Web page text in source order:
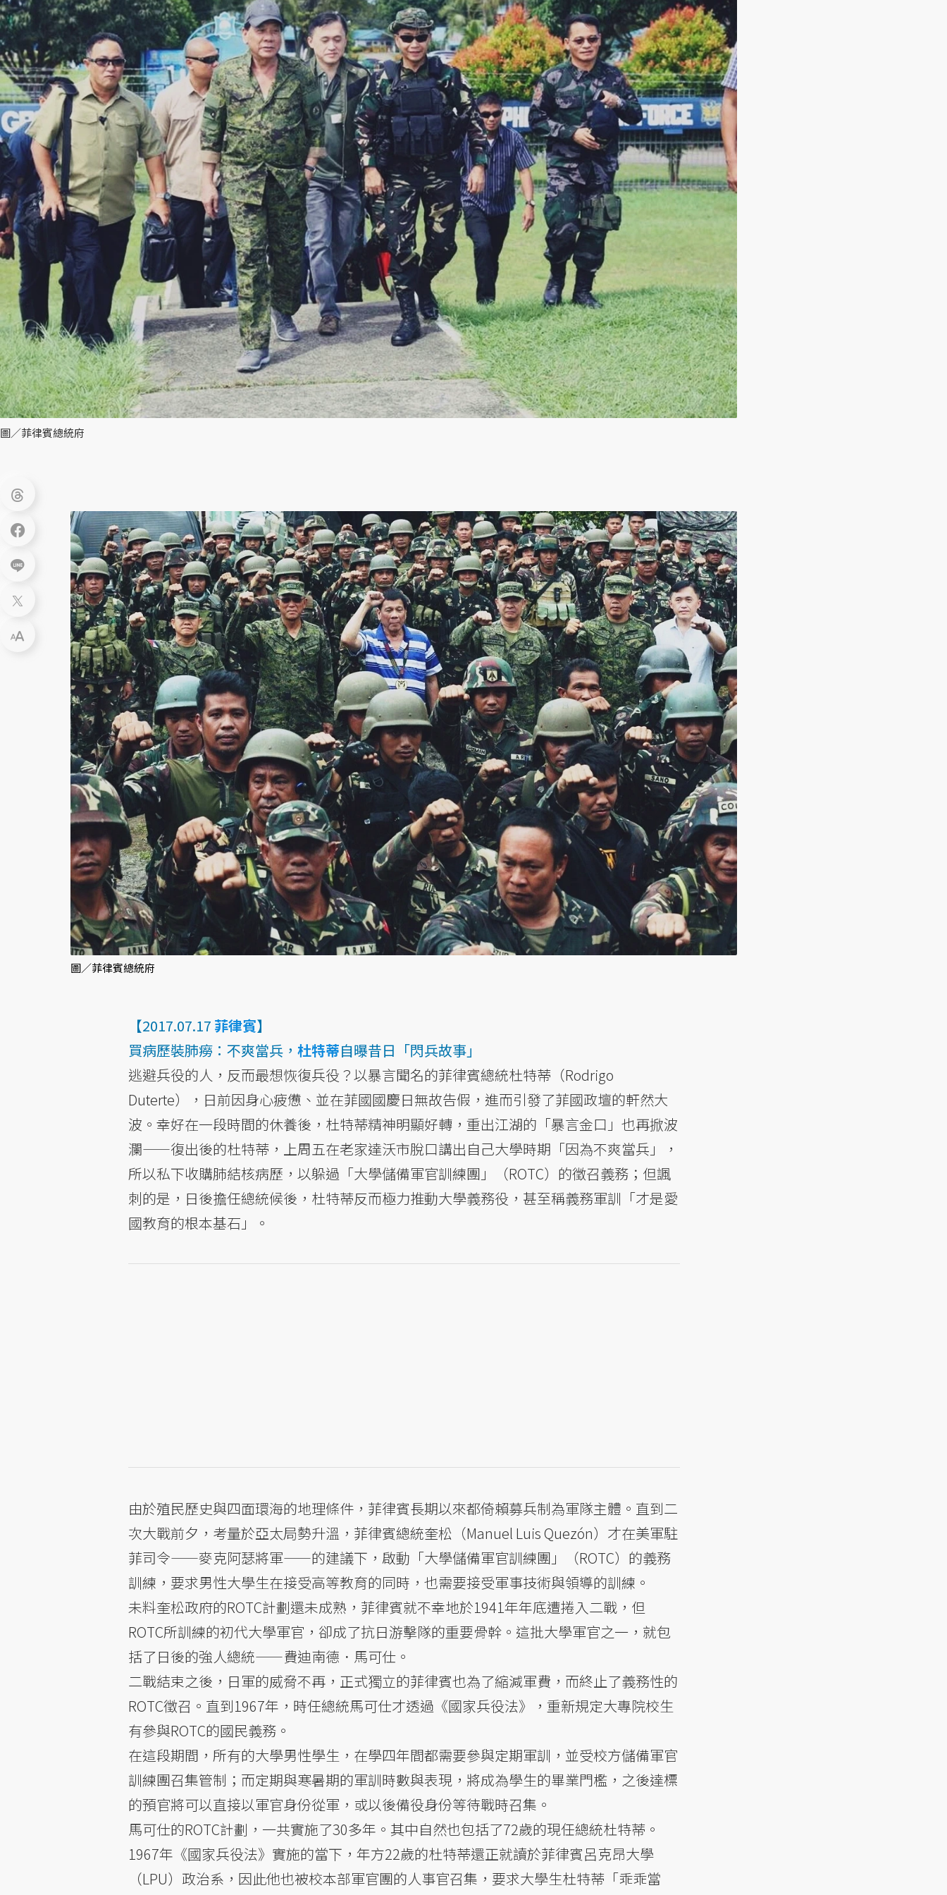
圖／菲律賓總統府
圖／菲律賓總統府
【2017.07.17 菲律賓】
買病歷裝肺癆：不爽當兵， 杜特蒂自曝昔日「閃兵故事」
逃避兵役的人，反而最想恢復兵役？以暴言聞名的菲律賓總統杜特蒂（Rodrigo
Duterte），日前因身心疲憊、並在菲國國慶日無故告假，進而引發了菲國政壇的軒然大
波。幸好在一段時間的休養後，杜特蒂精神明顯好轉，重出江湖的「暴言金口」也再掀波
瀾——復出後的杜特蒂，上周五在老家達沃市脫口講出自己大學時期「因為不爽當兵」，
所以私下收購肺結核病歷，以躲過「大學儲備軍官訓練團」（ROTC）的徵召義務；但諷
刺的是，日後擔任總統候後，杜特蒂反而極力推動大學義務役，甚至稱義務軍訓「才是愛
國教育的根本基石」。
由於殖民歷史與四面環海的地理條件，菲律賓長期以來都倚賴募兵制為軍隊主體。直到二
次大戰前夕，考量於亞太局勢升溫，菲律賓總統奎松（Manuel Luis Quezón）才在美軍駐
菲司令——麥克阿瑟將軍——的建議下，啟動「大學儲備軍官訓練團」（ROTC）的義務
訓練，要求男性大學生在接受高等教育的同時，也需要接受軍事技術與領導的訓練。
未料奎松政府的ROTC計劃還未成熟，菲律賓就不幸地於1941年年底遭捲入二戰，但
ROTC所訓練的初代大學軍官，卻成了抗日游擊隊的重要骨幹。這批大學軍官之一，就包
括了日後的強人總統——費迪南德．馬可仕。
二戰結束之後，日軍的威脅不再，正式獨立的菲律賓也為了縮減軍費，而終止了義務性的
ROTC徵召。直到1967年，時任總統馬可仕才透過《國家兵役法》，重新規定大專院校生
有參與ROTC的國民義務。
在這段期間，所有的大學男性學生，在學四年間都需要參與定期軍訓，並受校方儲備軍官
訓練團召集管制；而定期與寒暑期的軍訓時數與表現，將成為學生的畢業門檻，之後達標
的預官將可以直接以軍官身份從軍，或以後備役身份等待戰時召集。
馬可仕的ROTC計劃，一共實施了30多年。其中自然也包括了72歲的現任總統杜特蒂。
1967年《國家兵役法》實施的當下，年方22歲的杜特蒂還正就讀於菲律賓呂克昂大學
（LPU）政治系，因此他也被校本部軍官團的人事官召集，要求大學生杜特蒂「乖乖當